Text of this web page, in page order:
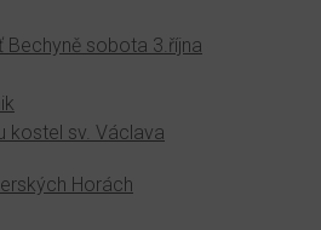
Bechyně sobota 3.října
kostel sv. Václava
Horách